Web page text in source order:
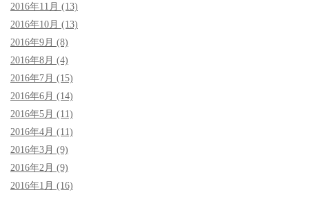
2016年11月 (13)
2016年10月 (13)
2016年9月 (8)
2016年8月 (4)
2016年7月 (15)
2016年6月 (14)
2016年5月 (11)
2016年4月 (11)
2016年3月 (9)
2016年2月 (9)
2016年1月 (16)